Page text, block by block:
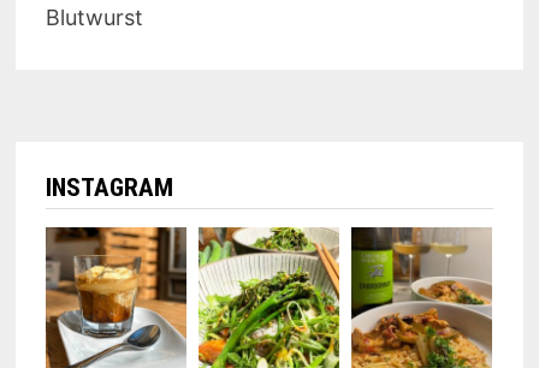
Blutwurst
INSTAGRAM